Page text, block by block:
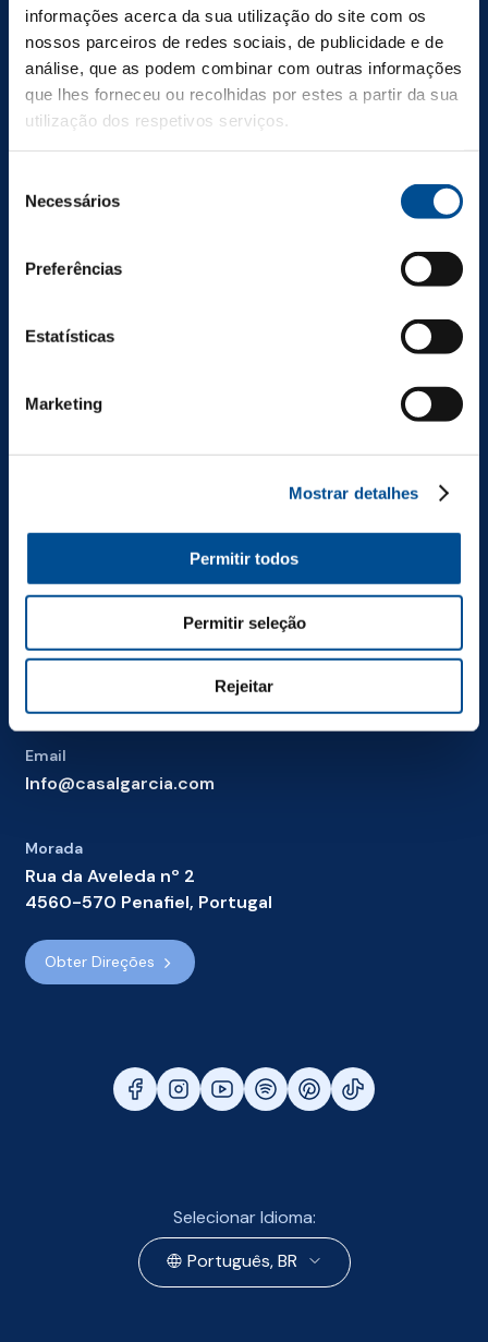
informações acerca da sua utilização do site com os
nossos parceiros de redes sociais, de publicidade e de
análise, que as podem combinar com outras informações
que lhes forneceu ou recolhidas por estes a partir da sua
utilização dos respetivos serviços.
Necessários
Preferências
Estatísticas
Marketing
Mostrar detalhes
Permitir todos
Permitir seleção
Rejeitar
t
e
r
f
r
c
e
Ao submeter o e-mail, autoriza o tratamento dos seus dados
para receber comunicações relacionados com os produtos da
Aveleda, S.A.
Telefone
+351 255 718 200
Custo de chamada para rede fixa nacional
Email
Info@casalgarcia.com
Morada
Rua da Aveleda nº 2
4560-570 Penafiel, Portugal
Obter Direções
Casal Garcia
Produtos
Selecionar Idioma:
Português, BR